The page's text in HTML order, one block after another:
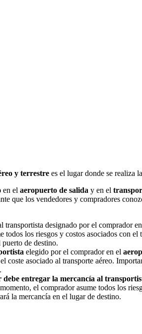
y terrestre es el lugar donde se realiza
en el aeropuerto de salida y en el
que los vendedores y compradores
transportista designado por el comprador
todos los riesgos y costos asociados con
puerto de destino.
elegido por el comprador en el
coste asociado al transporte aéreo.
debe entregar la mercancía al
el comprador asume todos los
la mercancía en el lugar de destino.